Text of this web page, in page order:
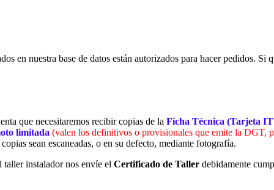
en nuestra base de datos están autorizados para hacer pedidos.
que necesitaremos recibir copias de la Ficha Técnica (Tarjeta
limitada (valen los definitivos o provisionales que emite la DGT,
sean escaneadas, o en su defecto, mediante fotografía.
taller instalador nos envíe el Certificado de Taller debidamente